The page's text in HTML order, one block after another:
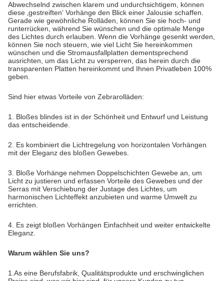
Abwechselnd zwischen klarem und undurchsichtigem, können
diese ‚gestreiften‘ Vorhänge den Blick einer Jalousie schaffen.
Gerade wie gewöhnliche Rolläden, können Sie sie hoch- und
runterrücken, während Sie wünschen und die optimale Menge
des Lichtes durch erlauben. Wenn die Vorhänge gesenkt werden,
können Sie noch steuern, wie viel Licht Sie hereinkommen
wünschen und die Stromausfallplatten dementsprechend
ausrichten, um das Licht zu versperren, das herein durch die
transparenten Platten hereinkommt und Ihnen Privatleben 100%
geben.
Sind hier etwas Vorteile von Zebrarolläden:
1. Bloßes blindes ist in der Schönheit und Entwurf und Leistung
das entscheidende.
2. Es kombiniert die Lichtregelung von horizontalen Vorhängen
mit der Eleganz des bloßen Gewebes.
3. Bloße Vorhänge nehmen Doppelschichten Gewebe an, um
Licht zu justieren und erfassen Vorteile des Gewebes und der
Serras mit Verschiebung der Justage des Lichtes, um
harmonischen Lichteffekt anzubieten und warme Umwelt zu
errichten.
4. Es zeigt bloßen Vorhängen Einfachheit und weiter entwickelte
Eleganz.
Warum wählen Sie uns?
1.As eine Berufsfabrik, Qualitätsprodukte und erschwinglichen